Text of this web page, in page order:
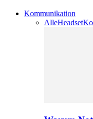
Kommunikation
AlleHeadset